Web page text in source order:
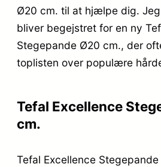
Ø20 cm. til at hjælpe dig.
bliver begejstret for en ny
Stegepande Ø20 cm., der
toplisten over populære
Tefal Excellence
cm.
Tefal Excellence